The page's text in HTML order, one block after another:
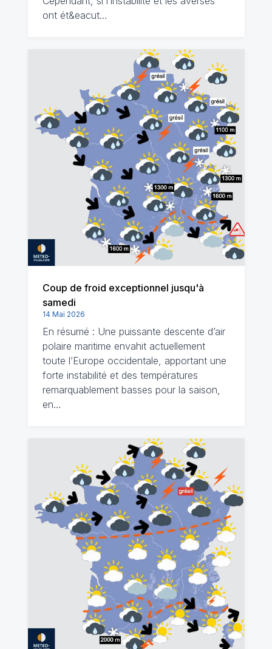
ont ét&eacut…
Coup de froid exceptionnel jusqu'à
samedi
14 Mai 2026
En résumé : Une puissante descente d’air
polaire maritime envahit actuellement
toute l’Europe occidentale, apportant une
forte instabilité et des températures
remarquablement basses pour la saison,
en…